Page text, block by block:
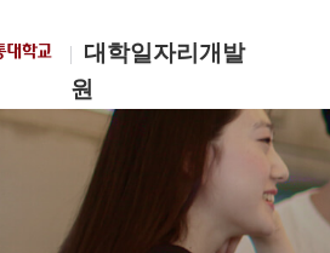
대학일자리개발
원
대학교
자리개발원